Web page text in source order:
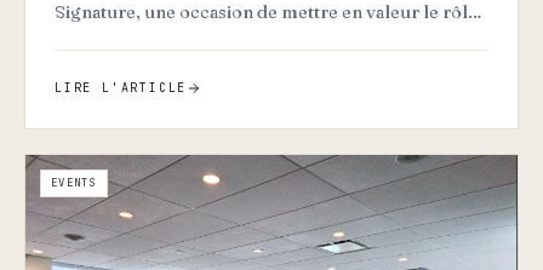
Signature, une occasion de mettre en valeur le rôle
LIRE L'ARTICLE
EVENTS